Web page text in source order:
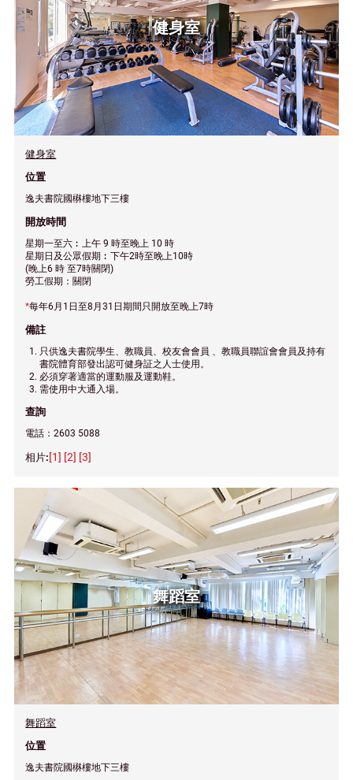
健身室
健身室
位置
逸夫書院國楙樓地下三樓
開放時間
星期一至六︰上午 9 時至晚上 10 時
星期日及公眾假期︰下午2時至晚上10時
(晚上6 時 至7時關閉)
勞工假期：關閉
*每年6月1日至8月31日期間只開放至晚上7時
備註
只供逸夫書院學生、教職員、校友會會員 、教職員聯誼會會員及持有
書院體育部發出認可健身証之人士使用。
必須穿著適當的運動服及運動鞋。
需使用中大通入場。
查詢
電話：2603 5088
[1] [2] [3]
舞蹈室
舞蹈室
位置
逸夫書院國楙樓地下三樓